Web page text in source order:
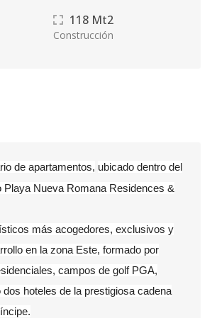
118 Mt2
Construcción
de apartamentos, ubicado dentro del
Playa Nueva Romana Residences &
más acogedores, exclusivos y
en la zona Este, formado por
campos de golf PGA,
hoteles de la prestigiosa cadena